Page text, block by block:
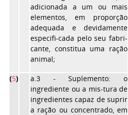
adicionada a um ou mais
elementos, em proporção
adequada e devidamente
especifi-cada pelo seu fabri-
cante, constitua uma ração
animal;
(5)
a.3 - Suplemento: o
ingrediente ou a mis-tura de
ingredientes capaz de suprir
a ração ou concentrado, em